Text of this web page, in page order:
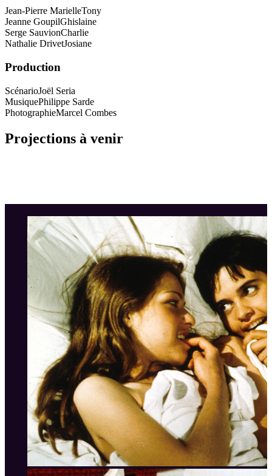
Jean-Pierre MarielleTony
Jeanne GoupilGhislaine
Serge SauvionCharlie
Nathalie DrivetJosiane
Production
ScénarioJoël Seria
MusiquePhilippe Sarde
PhotographieMarcel Combes
Projections à venir